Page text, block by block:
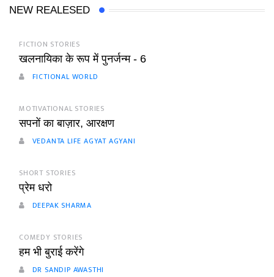
NEW REALESED
FICTION STORIES
खलनायिका के रूप में पुनर्जन्म - 6
FICTIONAL WORLD
MOTIVATIONAL STORIES
सपनों का बाज़ार, आरक्षण
VEDANTA LIFE AGYAT AGYANI
SHORT STORIES
प्रेम धरो
DEEPAK SHARMA
COMEDY STORIES
हम भी बुराई करेंगे
DR SANDIP AWASTHI